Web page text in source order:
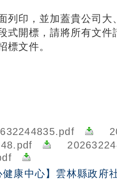
列印，並加蓋貴公司大
式開標，請將所有文件
標文件。
健康中心】雲林縣政府